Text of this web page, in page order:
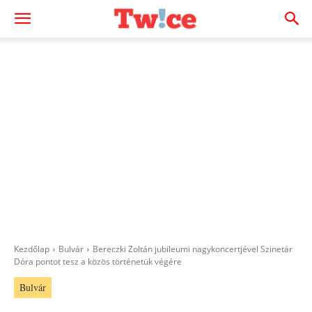
Kezdőlap Bulvár
Bereczki Zoltán jubileumi nagykoncertjével Szinetár
Dóra pontot tesz a közös történetük végére
Bulvár